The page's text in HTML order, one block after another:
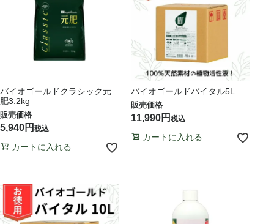
バイオゴールドクラシック元
肥3.2kg
5,940 税込
カートに入れる
バイオゴールドバイタル5L
11,990 税込
カートに入れる